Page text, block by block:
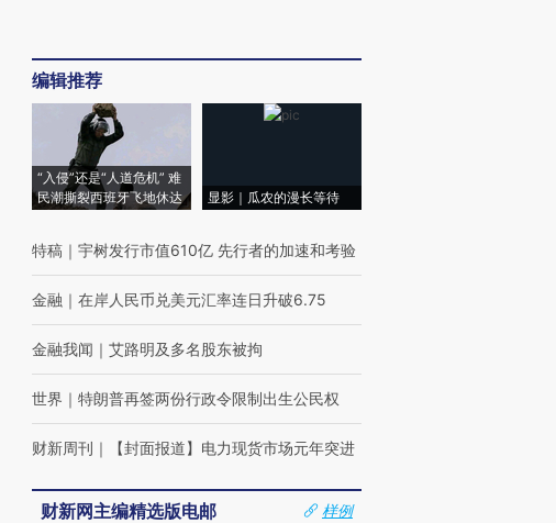
编辑推荐
“入侵”还是“人道危机” 难
民潮撕裂西班牙飞地休达
显影｜瓜农的漫长等待
特稿 ｜ 宇树发行市值610亿 先行者的加速和考验
金融 ｜ 在岸人民币兑美元汇率连日升破6.75
金融我闻 ｜ 艾路明及多名股东被拘
世界 ｜ 特朗普再签两份行政令限制出生公民权
财新周刊 ｜ 【封面报道】电力现货市场元年突进
财新网主编精选版电邮
样例